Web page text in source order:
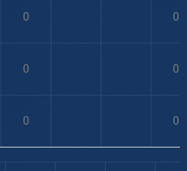
0 0
0 0
0 0